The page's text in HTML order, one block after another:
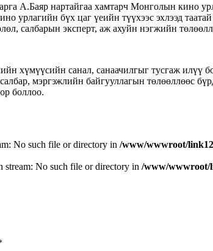
А.Баяр нартайгаа хамтарч Монголын кино
урлагийн бүх цаг үеийн түүхээс эхлээд
салбарын эксперт, аж ахуйн нэгжийн
хүмүүсийн санал, санаачилгыг тусгаж илүү
мэргэжлийн байгууллагын төлөөллөөс
боллоо.
No such file or directory in /www/wwwroot/
stream: No such file or directory in /www/wwwroot/